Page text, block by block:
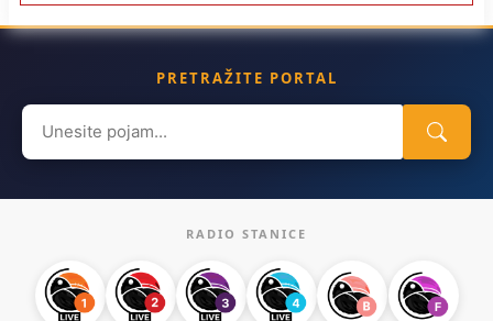
PRETRAŽITE PORTAL
Search
for:
RADIO STANICE